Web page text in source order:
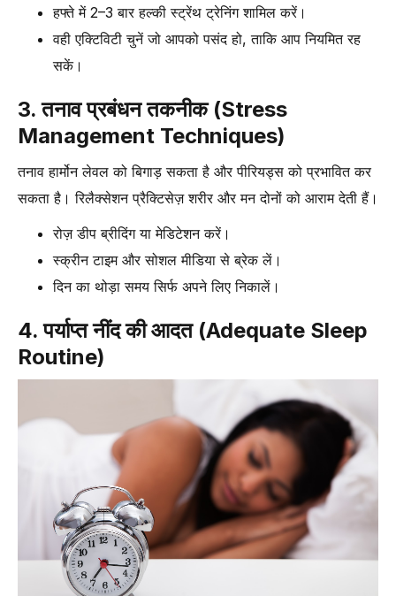
हफ्ते में 2–3 बार हल्की स्ट्रेंथ ट्रेनिंग शामिल करें।
वही एक्टिविटी चुनें जो आपको पसंद हो, ताकि आप नियमित रह
सकें।
3. तनाव प्रबंधन तकनीक (Stress
Management Techniques)
तनाव हार्मोन लेवल को बिगाड़ सकता है और पीरियड्स को प्रभावित कर
सकता है। रिलैक्सेशन प्रैक्टिसेज़ शरीर और मन दोनों को आराम देती हैं।
रोज़ डीप ब्रीदिंग या मेडिटेशन करें।
स्क्रीन टाइम और सोशल मीडिया से ब्रेक लें।
दिन का थोड़ा समय सिर्फ अपने लिए निकालें।
4. पर्याप्त नींद की आदत (Adequate Sleep
Routine)